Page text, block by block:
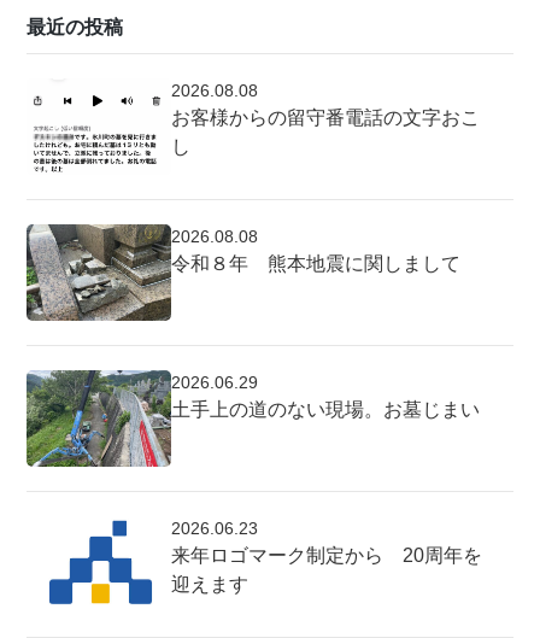
最近の投稿
2026.08.08
お客様からの留守番電話の文字おこ
し
2026.08.08
令和８年 熊本地震に関しまして
2026.06.29
土手上の道のない現場。お墓じまい
2026.06.23
来年ロゴマーク制定から 20周年を
迎えます